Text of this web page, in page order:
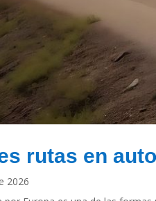
rutas en
2026